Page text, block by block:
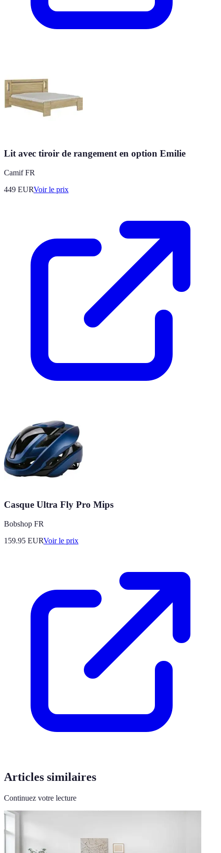
Lit avec tiroir de rangement en option Emilie
Camif FR
449 EURVoir le prix
Casque Ultra Fly Pro Mips
Bobshop FR
159.95 EURVoir le prix
Articles similaires
Continuez votre lecture